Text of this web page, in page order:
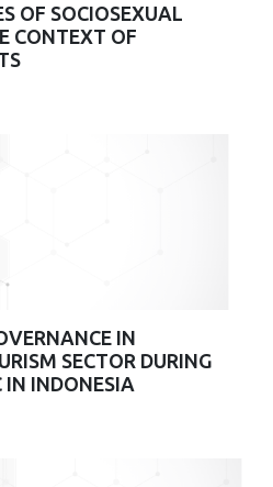
OF SOCIOSEXUAL
CONTEXT OF
IN
SECTOR DURING
IN INDONESIA